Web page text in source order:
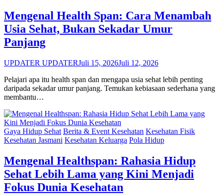
Mengenal Health Span: Cara Menambah
Usia Sehat, Bukan Sekadar Umur
Panjang
UPDATER UPDATERJuli 15, 2026Juli 12, 2026
Pelajari apa itu health span dan mengapa usia sehat lebih penting
daripada sekadar umur panjang. Temukan kebiasaan sederhana yang
membantu…
Gaya Hidup Sehat Berita & Event Kesehatan Kesehatan Fisik
Kesehatan Jasmani Kesehatan Keluarga Pola Hidup
Mengenal Healthspan: Rahasia Hidup
Sehat Lebih Lama yang Kini Menjadi
Fokus Dunia Kesehatan